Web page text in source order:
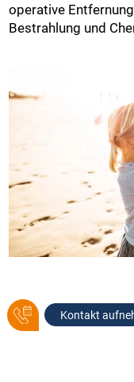
operative
Bestrahlung und
Kontakt